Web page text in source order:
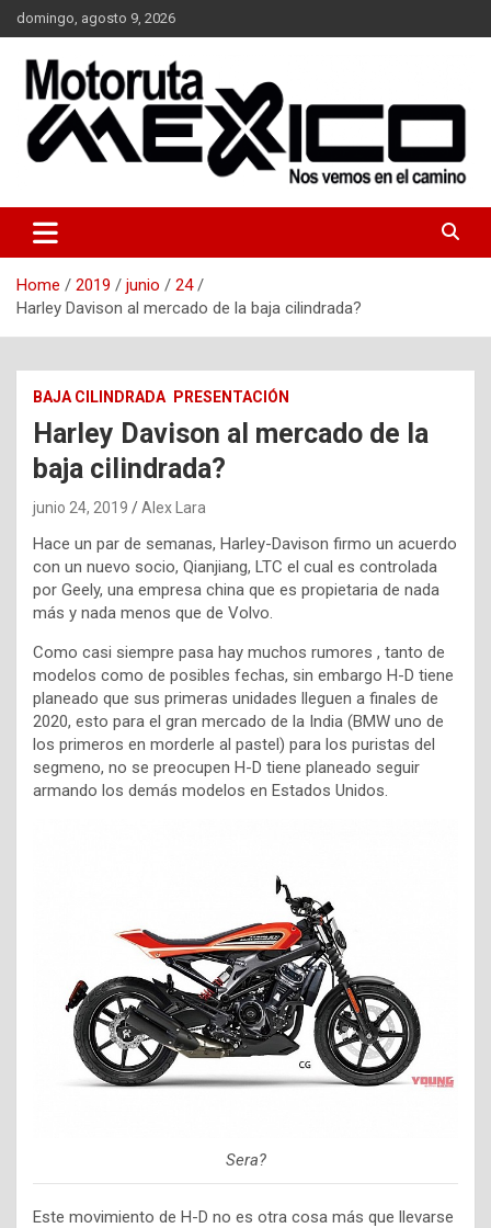
Skip
to
content
domingo, agosto 9, 2026
Moto Ruta Mexico
Home 2019 junio
24
Harley Davison al mercado de la baja cilindrada?
BAJA CILINDRADA PRESENTACIÓN
Harley Davison al mercado de la
baja cilindrada?
junio 24, 2019 Alex Lara
Hace un par de semanas, Harley-Davison firmo un acuerdo
con un nuevo socio, Qianjiang, LTC el cual es controlada
por Geely, una empresa china que es propietaria de nada
más y nada menos que de Volvo.
Como casi siempre pasa hay muchos rumores , tanto de
modelos como de posibles fechas, sin embargo H-D tiene
planeado que sus primeras unidades lleguen a finales de
2020, esto para el gran mercado de la India (BMW uno de
los primeros en morderle al pastel) para los puristas del
segmeno, no se preocupen H-D tiene planeado seguir
armando los demás modelos en Estados Unidos.
Sera?
Este movimiento de H-D no es otra cosa más que llevarse